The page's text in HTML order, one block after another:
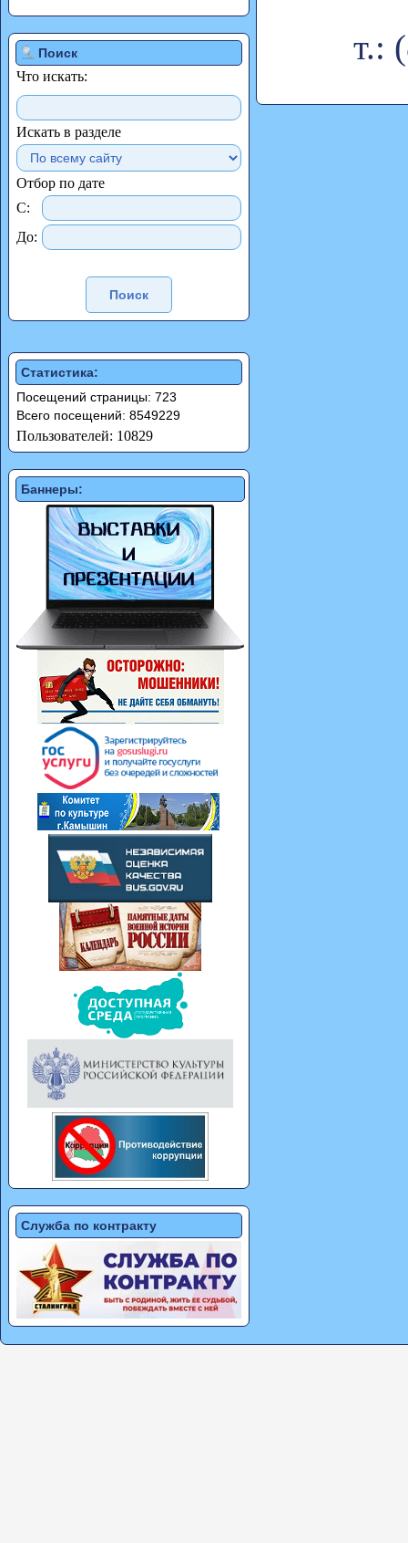
Поиск
Что искать:
Искать в разделе
Отбор по дате
С:
До:
Статистика:
Посещений страницы: 723
Всего посещений: 8549229
Пользователей: 10829
Баннеры:
Служба по контракту
т.: